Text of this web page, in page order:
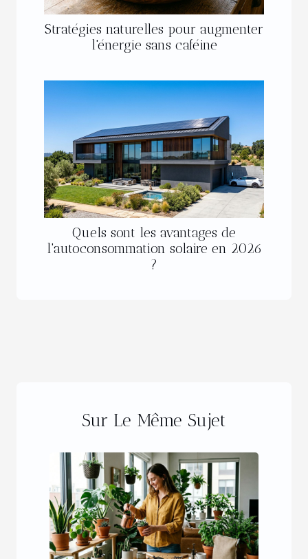
Stratégies naturelles pour augmenter
l'énergie sans caféine
Quels sont les avantages de
l'autoconsommation solaire en 2026
?
Sur Le Même Sujet